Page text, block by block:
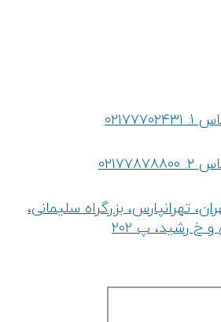
تهرانپارس، بزرگراه سلیمانی،
و خ رشید، پ 202